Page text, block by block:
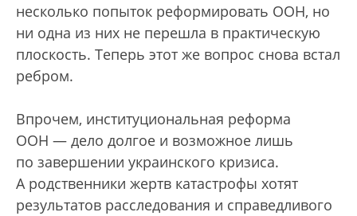
несколько попыток реформировать ООН, но
ни одна из них не перешла в практическую
плоскость. Теперь этот же вопрос снова встал
ребром.
Впрочем, институциональная реформа
ООН — дело долгое и возможное лишь
по завершении украинского кризиса.
А родственники жертв катастрофы хотят
результатов расследования и справедливого